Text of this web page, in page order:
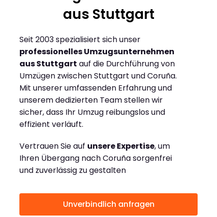
aus Stuttgart
Seit 2003 spezialisiert sich unser
professionelles Umzugsunternehmen
aus Stuttgart auf die Durchführung von
Umzügen zwischen Stuttgart und Coruña.
Mit unserer umfassenden Erfahrung und
unserem dedizierten Team stellen wir
sicher, dass Ihr Umzug reibungslos und
effizient verläuft.
Vertrauen Sie auf unsere Expertise, um
Ihren Übergang nach Coruña sorgenfrei
und zuverlässig zu gestalten
Unverbindlich anfragen